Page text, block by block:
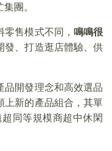
團。
售模式不同， 鳴鳴很
發、打造逛店體驗、供
品開發理念和高效選品
上新的產品組合，其單
同等規模商超中休閑